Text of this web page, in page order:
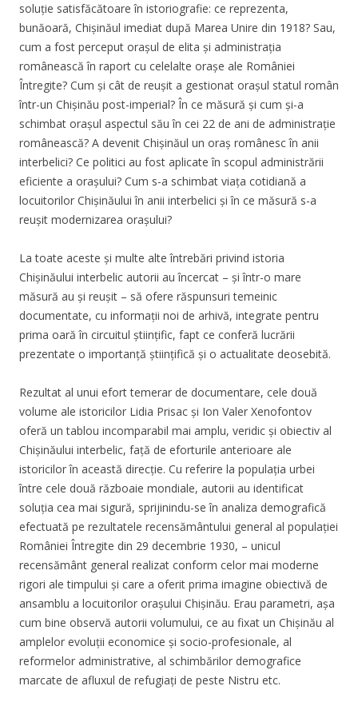
soluție satisfăcătoare în istoriografie: ce reprezenta,
bunăoară, Chișinăul imediat după Marea Unire din 1918? Sau,
cum a fost perceput orașul de elita și administrația
românească în raport cu celelalte orașe ale României
Întregite? Cum și cât de reușit a gestionat orașul statul român
într-un Chișinău post-imperial? În ce măsură și cum și-a
schimbat orașul aspectul său în cei 22 de ani de administrație
românească? A devenit Chișinăul un oraș românesc în anii
interbelici? Ce politici au fost aplicate în scopul administrării
eficiente a orașului? Cum s-a schimbat viața cotidiană a
locuitorilor Chișinăului în anii interbelici și în ce măsură s-a
reușit modernizarea orașului?
La toate aceste și multe alte întrebări privind istoria
Chișinăului interbelic autorii au încercat – și într-o mare
măsură au și reușit – să ofere răspunsuri temeinic
documentate, cu informații noi de arhivă, integrate pentru
prima oară în circuitul științific, fapt ce conferă lucrării
prezentate o importanță științifică și o actualitate deosebită.
Rezultat al unui efort temerar de documentare, cele două
volume ale istoricilor Lidia Prisac și Ion Valer Xenofontov
oferă un tablou incomparabil mai amplu, veridic și obiectiv al
Chișinăului interbelic, față de eforturile anterioare ale
istoricilor în această direcție. Cu referire la populația urbei
între cele două războaie mondiale, autorii au identificat
soluția cea mai sigură, sprijinindu-se în analiza demografică
efectuată pe rezultatele recensământului general al populației
României Întregite din 29 decembrie 1930, – unicul
recensământ general realizat conform celor mai moderne
rigori ale timpului și care a oferit prima imagine obiectivă de
ansamblu a locuitorilor orașului Chișinău. Erau parametri, așa
cum bine observă autorii volumului, ce au fixat un Chișinău al
amplelor evoluții economice și socio-profesionale, al
reformelor administrative, al schimbărilor demografice
marcate de afluxul de refugiați de peste Nistru etc.